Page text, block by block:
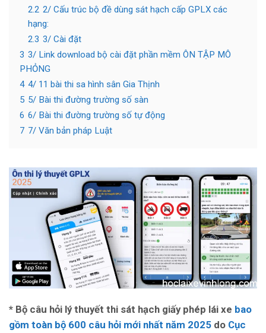
2.2 2/ Cấu trúc bộ đề dùng sát hạch cấp GPLX các
hạng:
2.3 3/ Cài đặt
3 3/ Link download bộ cài đặt phần mềm ÔN TẬP MÔ
PHỎNG
4 4/ 11 bài thi sa hình sân Gia Thịnh
5 5/ Bài thi đường trường số sàn
6 6/ Bài thi đường trường số tự động
7 7/ Văn bản pháp Luật
* Bộ câu hỏi lý thuyết thi sát hạch giấy phép lái xe bao
gồm toàn bộ 600 câu hỏi mới nhất năm 2025 do Cục